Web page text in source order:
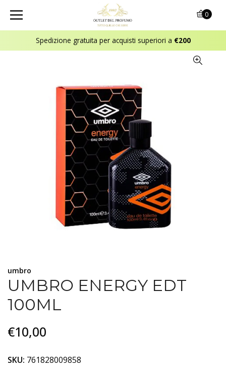
Spedizione gratuita per acquisti superiori a €200
0
umbro
UMBRO ENERGY EDT
100ML
€10,00
SKU: 761828009858